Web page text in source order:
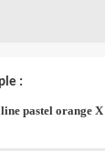
:
pastel orange X